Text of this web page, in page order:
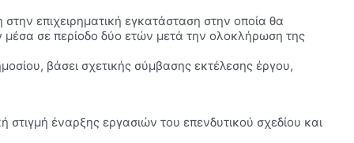
επιχειρηματική εγκατάσταση στην οποία θα
μέσα σε περίοδο δύο ετών μετά την ολοκλήρωση της
βάσει σχετικής σύμβασης εκτέλεσης έργου,
στιγμή έναρξης εργασιών του επενδυτικού σχεδίου και